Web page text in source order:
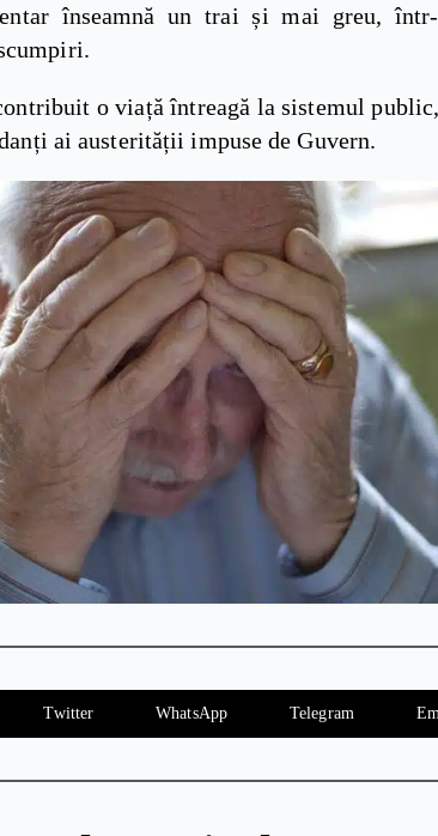
înseamnă un trai și mai greu,
o viață întreagă la sistemul
ai austerității impuse de Guvern.
Twitter WhatsApp Telegram